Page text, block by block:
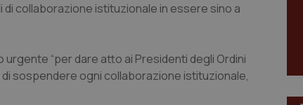
collaborazione istituzionale in essere sino a
“per dare atto ai Presidenti degli Ordini
sospendere ogni collaborazione istituzionale,